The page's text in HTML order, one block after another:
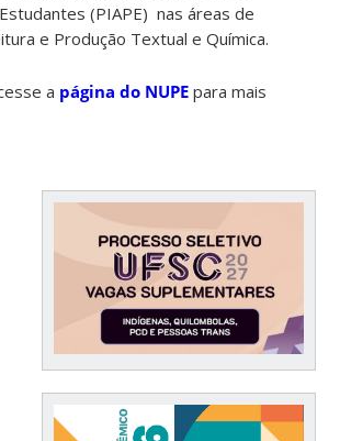
(PIAPE) nas áreas de
e Produção Textual e Química.
a página do NUPE para mais